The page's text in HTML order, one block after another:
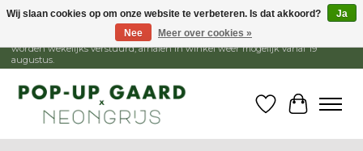
1 - 15 augustus is de winkel gesloten, webshop blijft open. Bestellingen
worden wekelijks verstuurd, afhalen in winkel weer mogelijk vanaf 19
augustus.
Verlanglijst
Wij slaan cookies op om onze website te verbeteren. Is dat akkoord?
Ja
Nee
Meer over cookies »